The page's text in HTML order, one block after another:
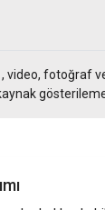
video, fotoğraf